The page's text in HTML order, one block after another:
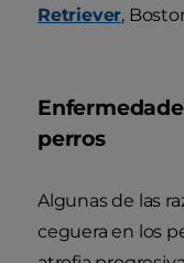
Retriever,
perros
Algunas de las
ceguera en los